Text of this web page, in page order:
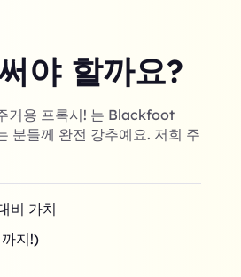
야 할까요?
거용 프록시! 는 Blackfoot
들께 완전 강추예요. 저희 주
비 가치
지!)